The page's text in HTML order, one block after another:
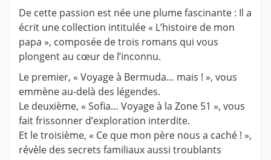
De cette passion est née une plume fascinante : Il a
écrit une collection intitulée « L’histoire de mon
papa », composée de trois romans qui vous
plongent au cœur de l’inconnu.
Le premier, « Voyage à Bermuda… mais ! », vous
emmène au-delà des légendes.
Le deuxième, « Sofia… Voyage à la Zone 51 », vous
fait frissonner d’exploration interdite.
Et le troisième, « Ce que mon père nous a caché ! »,
révèle des secrets familiaux aussi troublants